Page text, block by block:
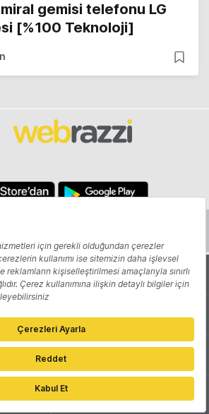
gemisi telefonu LG
[%100 Teknoloji]
Yazarlar
Reklam